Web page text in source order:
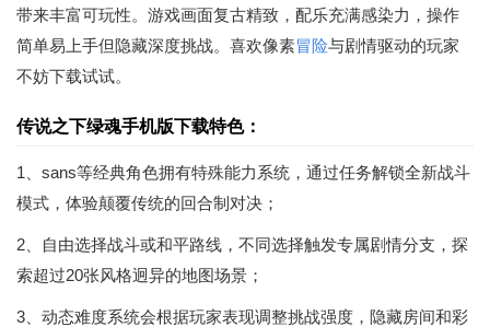
带来丰富可玩性。游戏画面复古精致，配乐充满感染力，操作
简单易上手但隐藏深度挑战。喜欢像素冒险与剧情驱动的玩家
不妨下载试试。
传说之下绿魂手机版下载特色：
1、sans等经典角色拥有特殊能力系统，通过任务解锁全新战斗
模式，体验颠覆传统的回合制对决；
2、自由选择战斗或和平路线，不同选择触发专属剧情分支，探
索超过20张风格迥异的地图场景；
3、动态难度系统会根据玩家表现调整挑战强度，隐藏房间和彩